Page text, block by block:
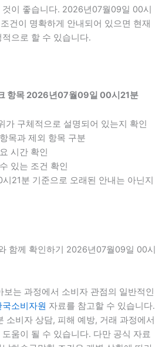
이 좋습니다. 2026년07월09일 00시
건이 명확하게 안내되어 있으면 현재
으로 할 수 있습니다.
항목 2026년07월09일 00시21분
가 구체적으로 설명되어 있는지 확인
목과 제외 항목 구분
시간 확인
있는 조건 확인
21분 기준으로 오래된 안내는 아닌지
함께 확인하기 2026년07월09일 00시
는 과정에서 소비자 관점의 일반적인
국소비자원 자료를 참고할 수 있습니다.
소비자 상담, 피해 예방, 거래 과정에서
움이 될 수 있습니다. 다만 공식 자료